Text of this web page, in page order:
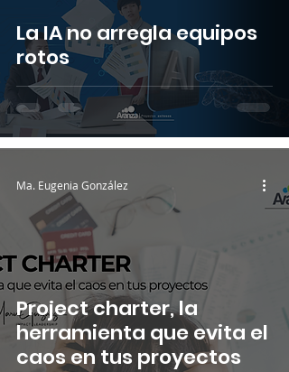
La IA no arregla equipos
rotos
Project charter, la
herramienta que evita el
caos en tus proyectos
Ma. Eugenia González